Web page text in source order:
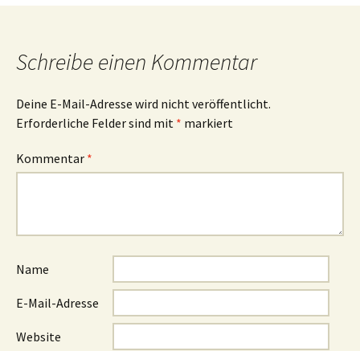
Schreibe einen Kommentar
Deine E-Mail-Adresse wird nicht veröffentlicht.
Erforderliche Felder sind mit * markiert
Kommentar *
Name
E-Mail-Adresse
Website